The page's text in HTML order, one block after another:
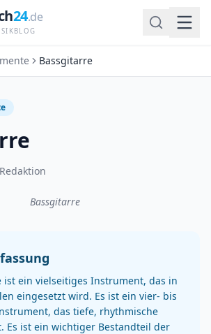
24.de
Bassgitarre
Redaktion
Bassgitarre
ist ein vielseitiges Instrument, das in
eingesetzt wird. Es ist ein vier- bis
das tiefe, rhythmische
Es ist ein wichtiger Bestandteil der